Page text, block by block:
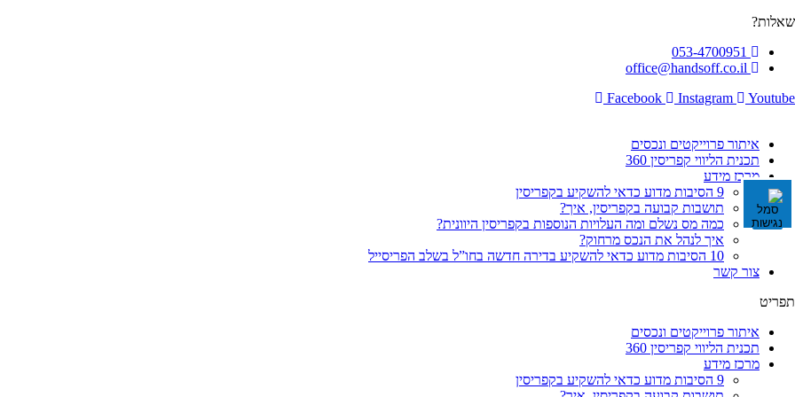
דלג
שאלות?
053-4700951
office@handsoff.co.il
Facebook
Instagram Youtube
איתור פרוייקטים ונכסים
תכנית הליווי קפריסין 360
מרכז מידע
9 הסיבות מדוע כדאי להשקיע בקפריסין
תושבות קבועה בקפריסין, איך?
כמה מס נשלם ומה העלויות הנוספות בקפריסין היוונית?
איך לנהל את הנכס מרחוק?
10 הסיבות מדוע כדאי להשקיע בדירה חדשה בחו”ל בשלב הפריסייל
צור קשר
תפריט
איתור פרוייקטים ונכסים
תכנית הליווי קפריסין 360
מרכז מידע
9 הסיבות מדוע כדאי להשקיע בקפריסין